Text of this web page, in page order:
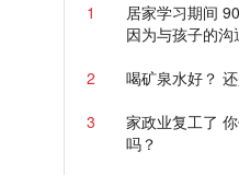
1
居家学习期间
因为与孩子的
2
喝矿泉水好？
3
家政业复工了
吗？